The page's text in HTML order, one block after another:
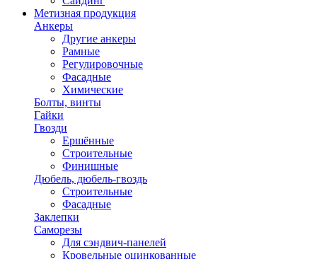
Метизная продукция
Анкеры
Другие анкеры
Рамные
Регулировочные
Фасадные
Химические
Болты, винты
Гайки
Гвозди
Ершённые
Строительные
Финишные
Дюбель, дюбель-гвоздь
Строительные
Фасадные
Заклепки
Саморезы
Для сэндвич-панелей
Кровельные оцинкованные